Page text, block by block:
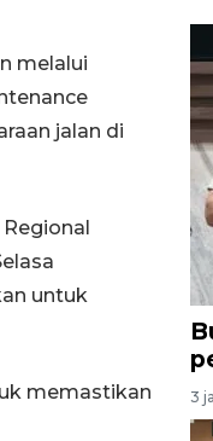
melalui
jalan di
untuk
memastikan
3